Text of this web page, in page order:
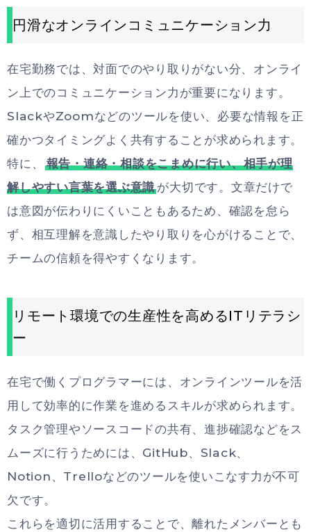
円滑なオンラインコミュニケーション力
在宅勤務では、対面でのやり取りがない分、オンライ
ン上でのコミュニケーション力が重要になります。
SlackやZoomなどのツールを使い、必要な情報を正
確かつタイミングよく共有することが求められます。
特に、
報告・連絡・相談をこまめに行い、相手が理
解しやすい言葉を選ぶ意識が大切です。文章だけで
は意図が伝わりにくいこともあるため、確認を怠ら
ず、相互理解を意識したやり取りを心がけることで、
チームの信頼を得やすくなります。
リモート環境での生産性を高めるITリテラシ
ー
在宅で働くプログラマーには、オンラインツールを活
用して効率的に作業を進めるスキルが求められます。
タスク管理やソースコードの共有、進捗確認などをス
ムーズに行うためには、GitHub、Slack、
Notion、Trelloなどのツールを使いこなす力が不可
欠です。
これらを適切に活用することで、離れたメンバーとも